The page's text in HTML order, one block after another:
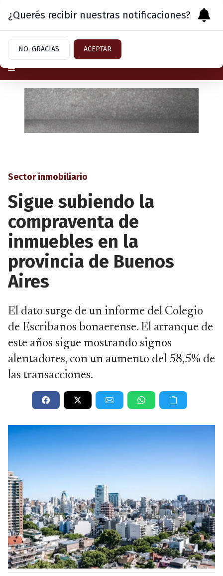
Domingo 9 de Agosto
Sector inmobiliario
Sigue subiendo la
compraventa de
inmuebles en la
provincia de Buenos
Aires
El dato surge de un informe del Colegio
de Escribanos bonaerense. El arranque de
este años sigue mostrando signos
alentadores, con un aumento del 58,5% de
las transacciones.
¿Querés recibir nuestras notificaciones?
NO, GRACIAS ACEPTAR